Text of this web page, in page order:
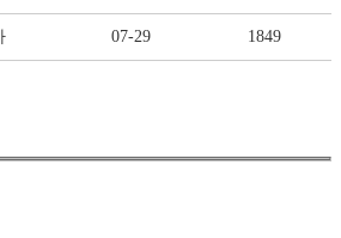
07-29 1849